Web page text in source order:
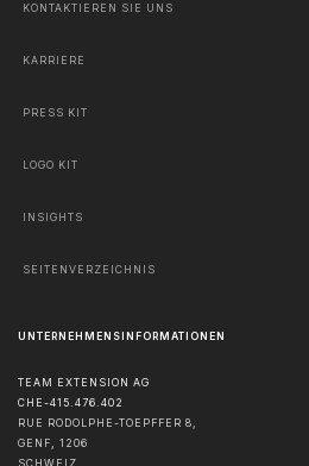
KONTAKTIEREN SIE UNS
KARRIERE
PRESS KIT
LOGO KIT
INSIGHTS
SEITENVERZEICHNIS
UNTERNEHMENSINFORMATIONEN
TEAM EXTENSION AG
CHE-415.476.402
RUE RODOLPHE-TOEPFFER 8,
GENF, 1206